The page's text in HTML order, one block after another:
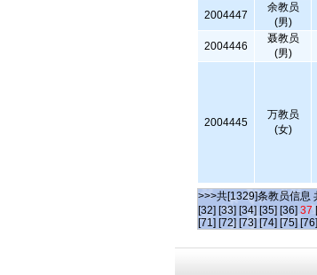
2004447
余教员
(男)
2004446
聂教员
(男)
2004445
万教员
(女)
>>>共[1329]条教员信息
[32] [33] [34] [35] [36] 37
[71] [72] [73] [74] [75] [76]